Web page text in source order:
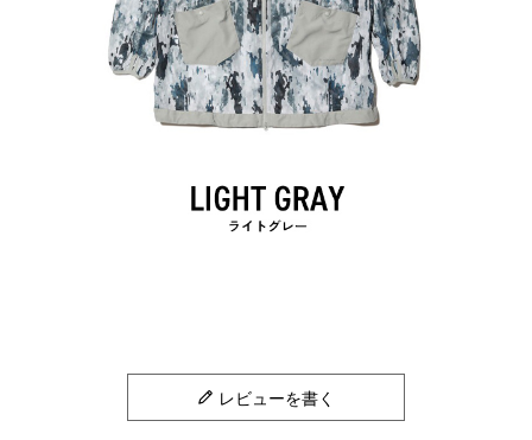
レビューを書く